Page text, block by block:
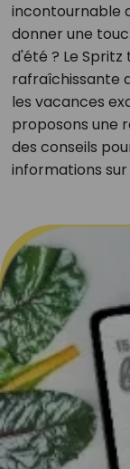
incontournable
donner une
d'été ? Le
rafraîchissante
les vacances
proposons une
des conseils
informations